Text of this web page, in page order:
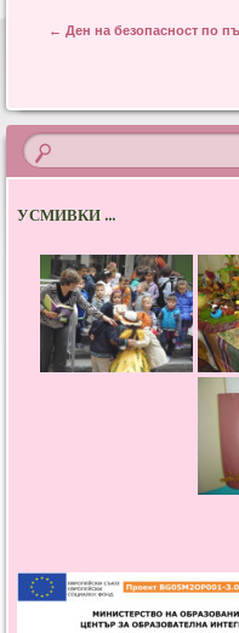
Post navigation
← Ден на безопасност по
УСМИВКИ ...